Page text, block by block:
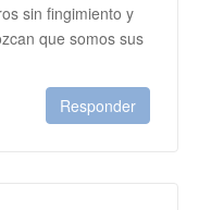
sin fingimiento y
que somos sus
Responder